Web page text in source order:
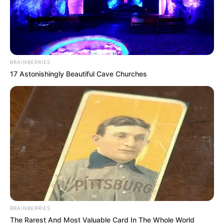
BRAINBERRIES
17 Astonishingly Beautiful Cave Churches
BRAINBERRIES
The Rarest And Most Valuable Card In The Whole World